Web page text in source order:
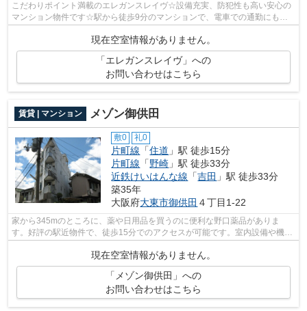
こだわりポイント満載のエレガンスレイヴ☆設備充実、防犯性も高い安心の
マンション物件です☆駅から徒歩9分のマンションで、電車での通勤にも便
現在空室情報がありません。
「エレガンスレイヴ」への
お問い合わせはこちら
賃貸 | マンション メゾン御供田
敷0 礼0
片町線 「住道 」駅 徒歩15分
片町線 「野崎 」駅 徒歩33分
近鉄けいはんな線 「吉田 」駅 徒歩33分
築35年
大阪府大東市御供田 ４丁目1-22
家から345mのところに、薬や日用品を買うのに便利な野口薬品がありま
す。好評の駅近物件で、徒歩15分でのアクセスが可能です。室内設備や機能
性にこだわったマンション物件です。スタ...
現在空室情報がありません。
「メゾン御供田」への
お問い合わせはこちら